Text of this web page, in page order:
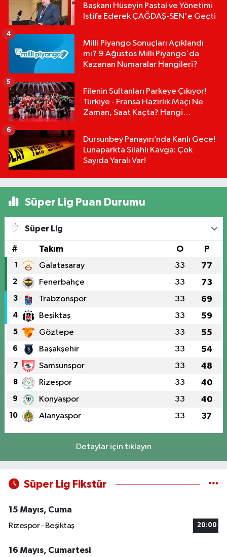
Başkanı Hüseyin Pastal ve Yönetimi
İstifa Ederek ÇAĞDAŞ-SEN'e Geçti
Milli Piyango Sonuçları Açıklandı
mı? 9 Ağustos Milli Piyango'da
Kazanan Numaralar Hangileri?
4
Filenin Sultanları Parkeye Çıkıyor!
Türkiye - Fransa Hazırlık Maçı Ne
Zaman, Saat Kaçta? Hangi
5
Dursunbey Panayırı’nda Kanlı Gece!
Lunaparkta Silahlı Kavga: Çok
Sayıda Yaralı Var!
6
Süper Lig Puan Durumu
Süper Lig
# Takım O P
1 Galatasaray 33 77
2 Fenerbahçe 33 73
3 Trabzonspor 33 69
4 Beşiktaş 33 59
5 Göztepe 33 55
6 Başakşehir 33 54
7 Samsunspor 33 48
8 Rizespor 33 40
9 Konyaspor 33 40
10 Alanyaspor 33 37
Detaylar için tıklayın
Süper Lig Fikstür
15 Mayıs, Cuma
Rizespor - Beşiktaş
20:00
16 Mayıs, Cumartesi